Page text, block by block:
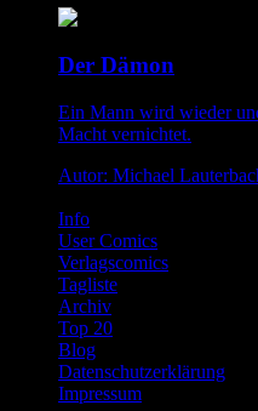
Der Dämon
Ein Mann wird wieder
Macht vernichtet.
Autor: Michael
Info
User Comics
Verlagscomics
Tagliste
Archiv
Top 20
Blog
Datenschutzerklärung
Impressum